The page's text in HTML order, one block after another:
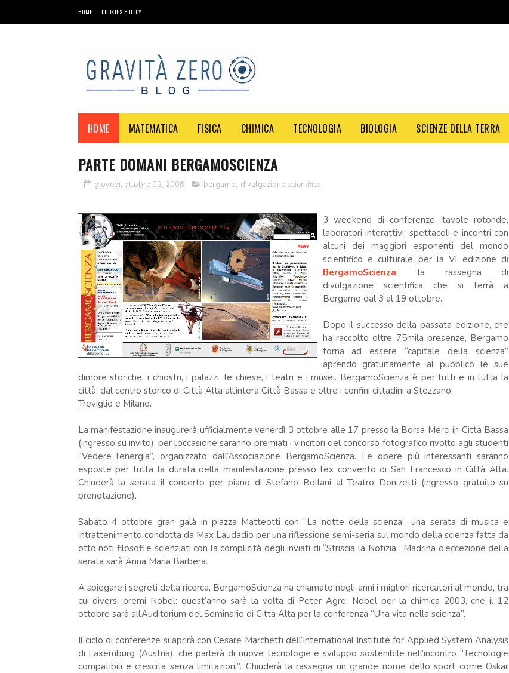
HOME COOKIES POLICY
HOME MATEMATICA FISICA CHIMICA TECNOLOGIA BIOLOGIA SCIENZE DELLA TERRA
PARTE DOMANI BERGAMOSCIENZA
giovedì, ottobre 02, 2008 bergamo, divulgazione scientifica
3 weekend di conferenze, tavole rotonde,
laboratori interattivi, spettacoli e incontri con
alcuni dei maggiori esponenti del mondo
scientifico e culturale per la VI edizione di
BergamoScienza, la rassegna di
divulgazione scientifica che si terrà a
Bergamo dal 3 al 19 ottobre.
Dopo il successo della passata edizione, che
ha raccolto oltre 75mila presenze, Bergamo
torna ad essere “capitale della scienza”
aprendo gratuitamente al pubblico le sue
dimore storiche, i chiostri, i palazzi, le chiese, i teatri e i musei. BergamoScienza è per tutti e in tutta la
città: dal centro storico di Città Alta all’intera Città Bassa e oltre i confini cittadini a Stezzano,
Treviglio e Milano.
La manifestazione inaugurerà ufficialmente venerdì 3 ottobre alle 17 presso la Borsa Merci in Città Bassa
(ingresso su invito); per l’occasione saranno premiati i vincitori del concorso fotografico rivolto agli studenti
“Vedere l’energia”, organizzato dall’Associazione BergamoScienza. Le opere più interessanti saranno
esposte per tutta la durata della manifestazione presso l’ex convento di San Francesco in Città Alta.
Chiuderà la serata il concerto per piano di Stefano Bollani al Teatro Donizetti (ingresso gratuito su
prenotazione).
Sabato 4 ottobre gran galà in piazza Matteotti con “La notte della scienza”, una serata di musica e
intrattenimento condotta da Max Laudadio per una riflessione semi-seria sul mondo della scienza fatta da
otto noti filosofi e scienziati con la complicità degli inviati di “Striscia la Notizia”. Madrina d’eccezione della
serata sarà Anna Maria Barbera.
A spiegare i segreti della ricerca, BergamoScienza ha chiamato negli anni i migliori ricercatori al mondo, tra
cui diversi premi Nobel: quest’anno sarà la volta di Peter Agre, Nobel per la chimica 2003, che il 12
ottobre sarà all’Auditorium del Seminario di Città Alta per la conferenza “Una vita nella scienza”.
Il ciclo di conferenze si aprirà con Cesare Marchetti dell’International Institute for Applied System Analysis
di Laxemburg (Austria), che parlerà di nuove tecnologie e sviluppo sostenibile nell’incontro “Tecnologie
compatibili e crescita senza limitazioni”. Chiuderà la rassegna un grande nome dello sport come Oskar